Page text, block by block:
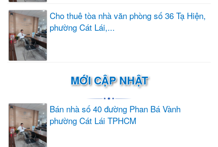
Cho thuê tòa nhà văn phòng số 36 Tạ Hiện,
phường Cát Lái,...
MỚI CẬP NHẬT
Bán nhà số 40 đường Phan Bá Vành
phường Cát Lái TPHCM